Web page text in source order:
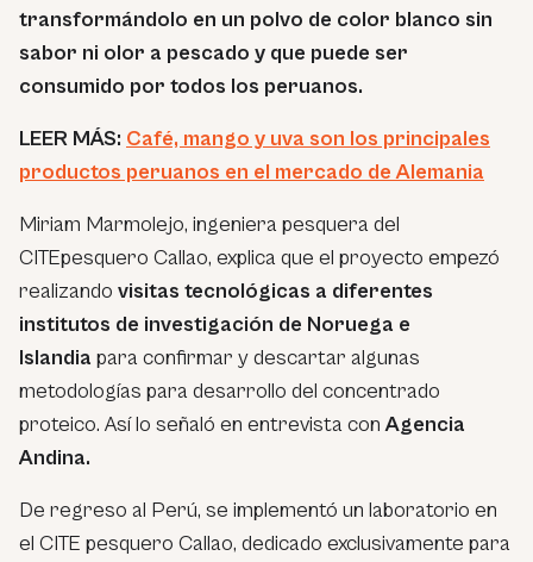
transformándolo en un polvo de color blanco sin
sabor ni olor a pescado y que puede ser
consumido por todos los peruanos.
LEER MÁS: Café, mango y uva son los principales
productos peruanos en el mercado de Alemania
Miriam Marmolejo, ingeniera pesquera del
CITEpesquero Callao, explica que el proyecto empezó
realizando visitas tecnológicas a diferentes
institutos de investigación de Noruega e
Islandia para confirmar y descartar algunas
metodologías para desarrollo del concentrado
proteico. Así lo señaló en entrevista conAgencia
Andina.
De regreso al Perú, se implementó un laboratorio en
el CITE pesquero Callao, dedicado exclusivamente para